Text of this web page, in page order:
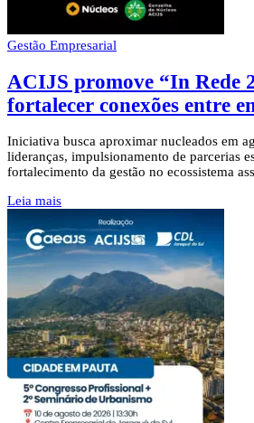
Gestão Empresarial
ACIJS promove “In Rede
fortalecer conexões entre
Iniciativa busca aproximar nucleados em
lideranças, impulsionamento de parcerias
fortalecimento da gestão no ecossistema
Leia mais